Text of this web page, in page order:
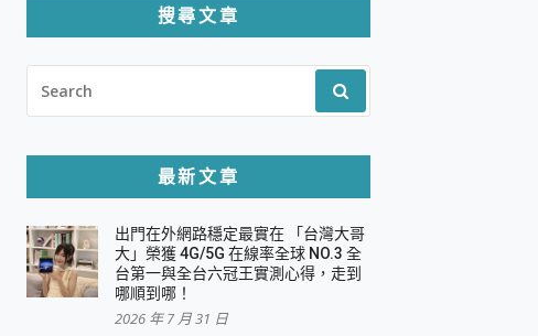
Solo 3 2.5K高畫質戶外攝影機 開箱 評
電 Copilot+ PC
與 IP69K 高防護
軍規防摔殼完整開箱評價
測
一篇全看懂
機｜結合「 智慧投影 & 煥彩流動 」的沈浸
系列 輕量無線電競滑鼠 開箱 評測
搜尋文章
FOR:
最新文章
出門在外網路穩定最實在 「台灣大哥
大」榮獲 4G/5G 在線率全球 NO.3 全
台第一與全台六冠王實測心得，走到
哪順到哪！
2026 年 7 月 31 日